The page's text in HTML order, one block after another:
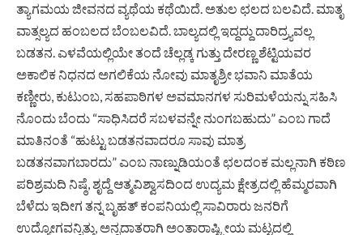
ತ್ಯಾಗಮಯ ಜೀವನದ ವ್ಯಥೆಯ ಕಥೆಯಿದೆ. ಅತುಲ ಛಲದ ಬಲವಿದೆ. ಮಾತೃ
ವಾತ್ಸಲ್ಯದ ಹಂಬಲದ ಬೆಂಬಲವಿದೆ. ಬಾಲ್ಯದಲ್ಲಿ ಇದ್ದದ್ದು ದಾರಿದ್ರ್ಯವಲ್ಲ
ಬಡತನ. ಎಳವೆಯಲ್ಲಿಯೇ ತಂದೆ ಚೆಲ್ಲಡ್ಕ ಗುತ್ತು ದೇರಣ್ಣ ಶೆಟ್ಟಿಯವರ
ಅಕಾಲಿಕ ನಿಧನದ ಅಗಲಿಕೆಯ ನೋವು ಮಾತೃಶ್ರೀ ಭವಾನಿ ಮಾತೆಯ
ಕಣ್ಣೀರು, ಕುಟುಂಬ, ಸಹಪಾಠಿಗಳ ಅವಮಾನಗಳ ಸುರಿಮಳೆಯನ್ನು ಸಹಿಸಿ
ನೊಂದು ಬೆಂದು “ಸಾಧಿಸಿದರೆ ಸಬಳವನ್ನೇ ನುಂಗಬಹುದು” ಎಂಬ ಗಾದೆ
ಮಾತಿನಂತೆ “ಹುಟ್ಟು ಬಡತನವಾದರೂ ಸಾವು ಮಾತ್ರ
ಬಡತನವಾಗಬಾರದು” ಎಂಬ ನಾಣ್ನುಡಿಯಂತೆ ಛಲದಂಕ ಮಲ್ಲನಾಗಿ ಕಠಿಣ
ಪರಿಶ್ರಮದಿ ನಿಷ್ಠೆ, ಶೃದ್ದೆ ಆತ್ಮವಿಶ್ವಾಸದಿಂದ ಉದ್ಯಮ ಕ್ಷೇತ್ರದಲ್ಲಿ ಹೆಮ್ಮರವಾಗಿ
ಬೆಳೆದು ಇದೀಗ ತನ್ನ ಬೃಹತ್ ಕಂಪನಿಯಲ್ಲಿ ಸಾವಿರಾರು ಜನರಿಗೆ
ಉದ್ಯೋಗವನ್ನಿತ್ತು, ಅನ್ನದಾತರಾಗಿ ಅಂತಾರಾಷ್ಟ್ರೀಯ ಮಟ್ಟದಲ್ಲಿ